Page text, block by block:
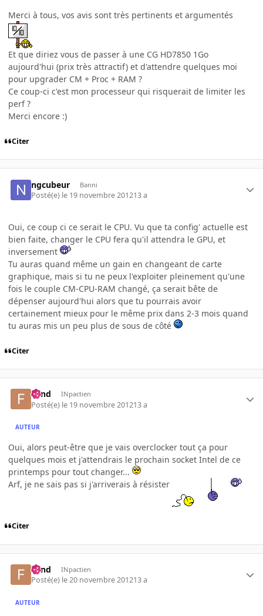
Merci à tous, vos avis sont très pertinents et argumentés
Et que diriez vous de passer à une CG HD7850 1Go
aujourd'hui (prix très attractif) et d'attendre quelques moi
pour upgrader CM + Proc + RAM ?
Ce coup-ci c'est mon processeur qui risquerait de limiter les
perf ?
Merci encore :)
Citer
ngcubeur Banni
Posté(e) le 19 novembre 201213 a
Oui, ce coup ci ce serait le CPU. Vu que ta config' actuelle est
bien faite, changer le CPU fera qu'il attendra le GPU, et
inversement
Tu auras quand même un gain en changeant de carte
graphique, mais si tu ne peux l'exploiter pleinement qu'une
fois le couple CM-CPU-RAM changé, ça serait bête de
dépenser aujourd'hui alors que tu pourrais avoir
certainement mieux pour le même prix dans 2-3 mois quand
tu auras mis un peu plus de sous de côté
Citer
Fend INpactien
Posté(e) le 19 novembre 201213 a
AUTEUR
Oui, alors peut-être que je vais overclocker tout ça pour
quelques mois et j'attendrais le prochain socket Intel de ce
printemps pour tout changer...
Arf, je ne sais pas si j'arriverais à résister
Citer
Fend INpactien
Posté(e) le 20 novembre 201213 a
AUTEUR